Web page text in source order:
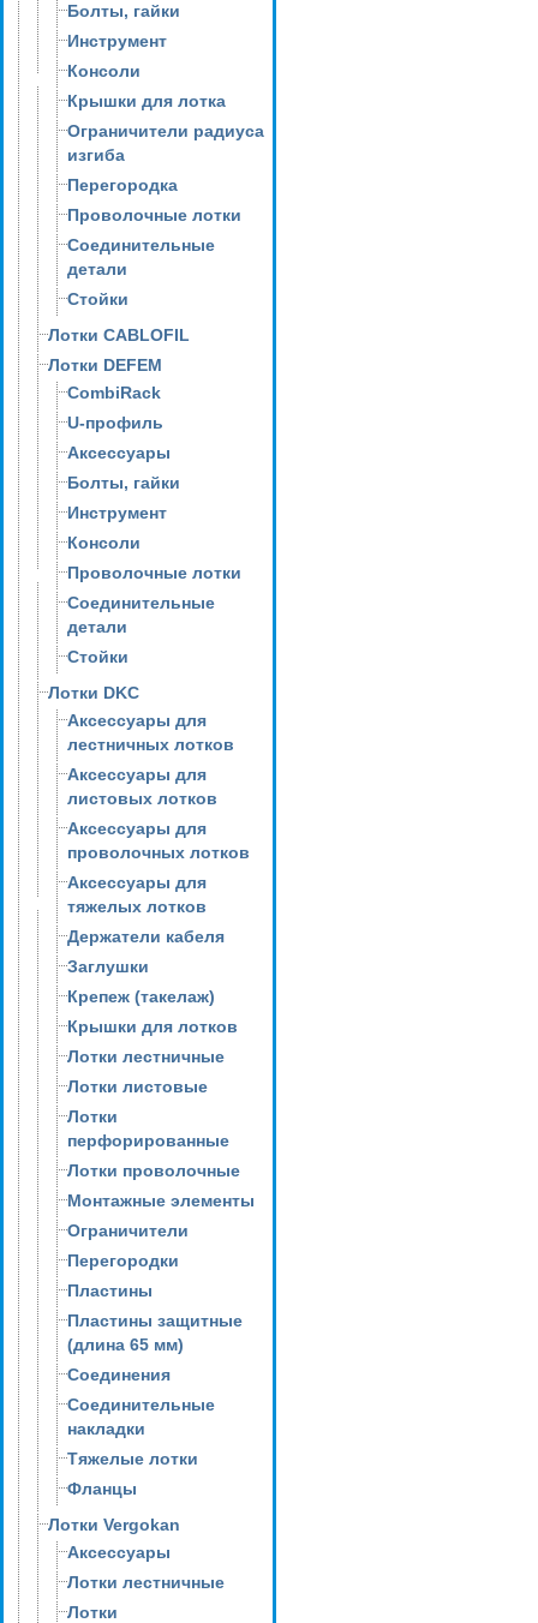
Болты, гайки
Инструмент
Консоли
Крышки для лотка
Ограничители радиуса
изгиба
Перегородка
Проволочные лотки
Соединительные
детали
Стойки
Лотки CABLOFIL
Лотки DEFEM
CombiRack
U-профиль
Аксессуары
Болты, гайки
Инструмент
Консоли
Проволочные лотки
Соединительные
детали
Стойки
Лотки DKC
Аксессуары для
лестничных лотков
Аксессуары для
листовых лотков
Аксессуары для
проволочных лотков
Аксессуары для
тяжелых лотков
Держатели кабеля
Заглушки
Крепеж (такелаж)
Крышки для лотков
Лотки лестничные
Лотки листовые
Лотки
перфорированные
Лотки проволочные
Монтажные элементы
Ограничители
Перегородки
Пластины
Пластины защитные
(длина 65 мм)
Соединения
Соединительные
накладки
Тяжелые лотки
Фланцы
Лотки Vergokan
Аксессуары
Лотки лестничные
Лотки